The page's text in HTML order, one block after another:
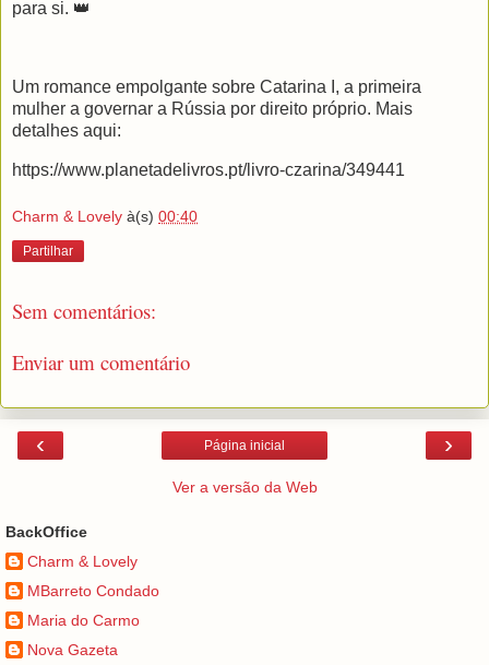
para si. 👑
Um romance empolgante sobre Catarina I, a primeira
mulher a governar a Rússia por direito próprio. Mais
detalhes aqui:
https://www.planetadelivros.pt/livro-czarina/349441
Charm & Lovely à(s) 00:40
Partilhar
Sem comentários:
Enviar um comentário
‹ ›
Página inicial
Ver a versão da Web
BackOffice
Charm & Lovely
MBarreto Condado
Maria do Carmo
Nova Gazeta